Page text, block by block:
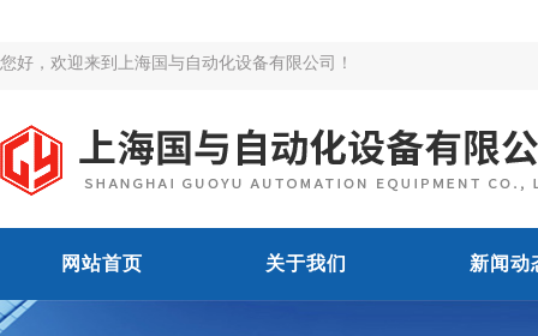
您好，欢迎来到上海国与自动化设备有限公司！
网站首页 关于我们 新闻动